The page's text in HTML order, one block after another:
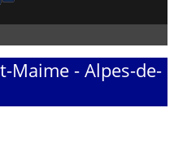
Maime - Alpes-de-